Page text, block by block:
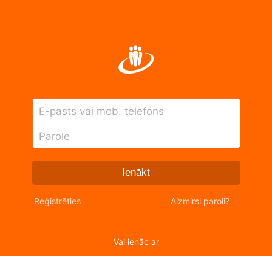
E-pasts vai mob. telefons
Parole
Ienākt
Reģistrēties Aizmirsi paroli?
Vai ienāc ar